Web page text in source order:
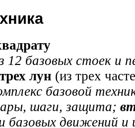
12 базовых стоек и
лун (из трех
базовой
шаги, защита;
базовых движений